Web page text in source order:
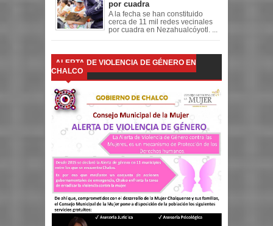
por cuadra
A la fecha se han constituido
cerca de 11 mil redes vecinales
por cuadra en Nezahualcóyotl. ...
ALERTA DE VIOLENCIA DE GÉNERO EN
CHALCO